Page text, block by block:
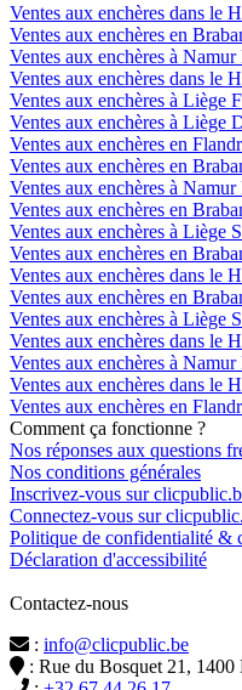
Ventes aux enchères dans le
Ventes aux enchères en
Ventes aux enchères à
Ventes aux enchères dans le
Ventes aux enchères à Liège
Ventes aux enchères à Liège
Ventes aux enchères en
Ventes aux enchères en
Ventes aux enchères à
Ventes aux enchères en
Ventes aux enchères à Liège
Ventes aux enchères en
Ventes aux enchères dans le
Ventes aux enchères en
Ventes aux enchères à Liège
Ventes aux enchères dans le
Ventes aux enchères à
Ventes aux enchères dans le
Ventes aux enchères en
Comment ça fonctionne ?
Nos réponses aux questions
Nos conditions générales
Inscrivez-vous sur
Connectez-vous sur
Politique de confidentialité &
Déclaration d'accessibilité
Contactez-nous
: info@clicpublic.be
: Rue du Bosquet 21,